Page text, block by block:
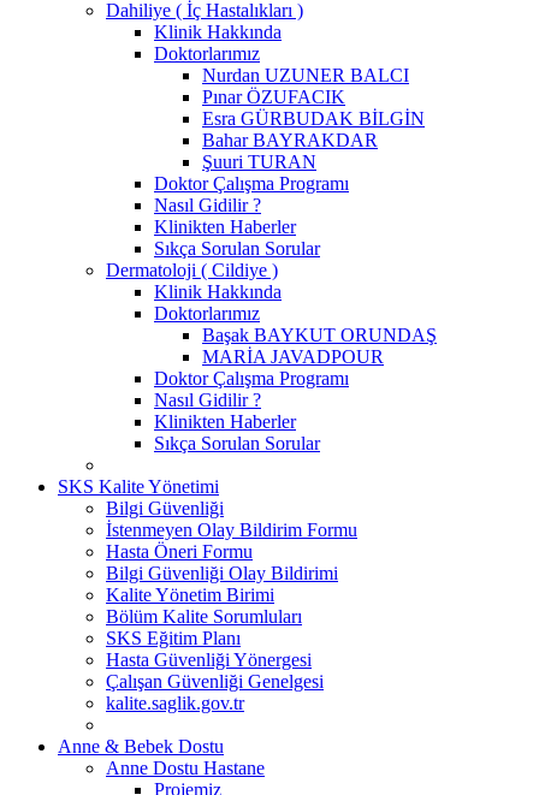
Dahiliye ( İç Hastalıkları )
Klinik Hakkında
Doktorlarımız
Nurdan UZUNER BALCI
Pınar ÖZUFACIK
Esra GÜRBUDAK BİLGİN
Bahar BAYRAKDAR
Şuuri TURAN
Doktor Çalışma Programı
Nasıl Gidilir ?
Klinikten Haberler
Sıkça Sorulan Sorular
Dermatoloji ( Cildiye )
Klinik Hakkında
Doktorlarımız
Başak BAYKUT ORUNDAŞ
MARİA JAVADPOUR
Doktor Çalışma Programı
Nasıl Gidilir ?
Klinikten Haberler
Sıkça Sorulan Sorular
SKS Kalite Yönetimi
Bilgi Güvenliği
İstenmeyen Olay Bildirim Formu
Hasta Öneri Formu
Bilgi Güvenliği Olay Bildirimi
Kalite Yönetim Birimi
Bölüm Kalite Sorumluları
SKS Eğitim Planı
Hasta Güvenliği Yönergesi
Çalışan Güvenliği Genelgesi
kalite.saglik.gov.tr
Anne & Bebek Dostu
Anne Dostu Hastane
Projemiz